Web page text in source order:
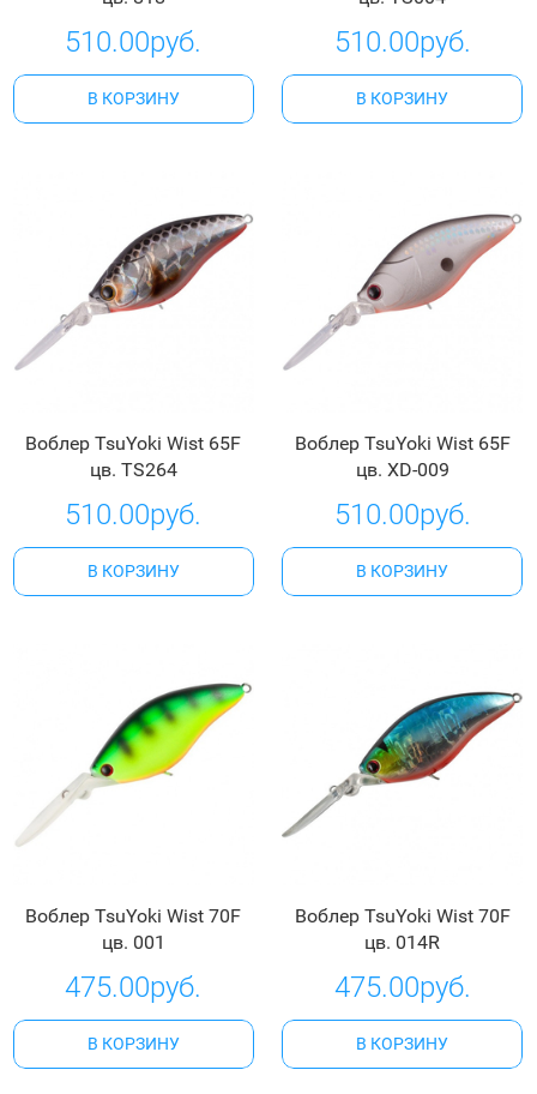
510.00руб.
В КОРЗИНУ
510.00руб.
В КОРЗИНУ
Воблер TsuYoki Wist 65F
цв. TS264
510.00руб.
В КОРЗИНУ
Воблер TsuYoki Wist 65F
цв. XD-009
510.00руб.
В КОРЗИНУ
Воблер TsuYoki Wist 70F
цв. 001
475.00руб.
В КОРЗИНУ
Воблер TsuYoki Wist 70F
цв. 014R
475.00руб.
В КОРЗИНУ